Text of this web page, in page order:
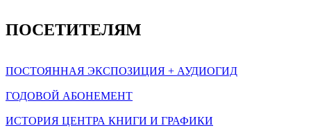
ПОСЕТИТЕЛЯМ
ПОСТОЯННАЯ ЭКСПОЗИЦИЯ + АУДИОГИД
ГОДОВОЙ АБОНЕМЕНТ
ИСТОРИЯ ЦЕНТРА КНИГИ И ГРАФИКИ